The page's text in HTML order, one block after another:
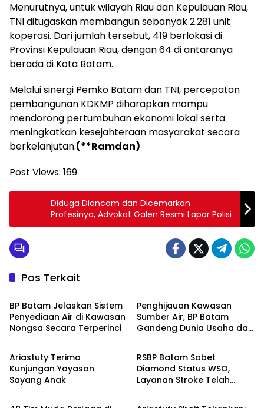
Menurutnya, untuk wilayah Riau dan Kepulauan Riau,
TNI ditugaskan membangun sebanyak 2.281 unit
koperasi. Dari jumlah tersebut, 419 berlokasi di
Provinsi Kepulauan Riau, dengan 64 di antaranya
berada di Kota Batam.
Melalui sinergi Pemko Batam dan TNI, percepatan
pembangunan KDKMP diharapkan mampu
mendorong pertumbuhan ekonomi lokal serta
meningkatkan kesejahteraan masyarakat secara
berkelanjutan.(**Ramdan)
Post Views: 169
Diduga Diancam dan Dicemarkan
Profesinya, Advokat Galen Resmi Lapor Polisi
Pos Terkait
Batam
BP Batam Jelaskan Sistem
Penyediaan Air di Kawasan
Nongsa Secara Terperinci
Penghijauan Kawasan
Sumber Air, BP Batam
Gandeng Dunia Usaha dan
Batam
Ariastuty Terima
Kunjungan Yayasan
Sayang Anak
Batam
RSBP Batam Sabet
Diamond Status WSO,
Layanan Stroke Telah
Batam Batam